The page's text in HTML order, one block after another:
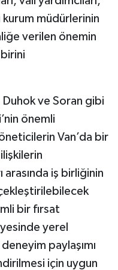
müdürlerinin
verilen önemin
ve Soran gibi
önemli
Van’da bir
iş birliğinin
bir fırsat
yerel
paylaşımı
için uygun